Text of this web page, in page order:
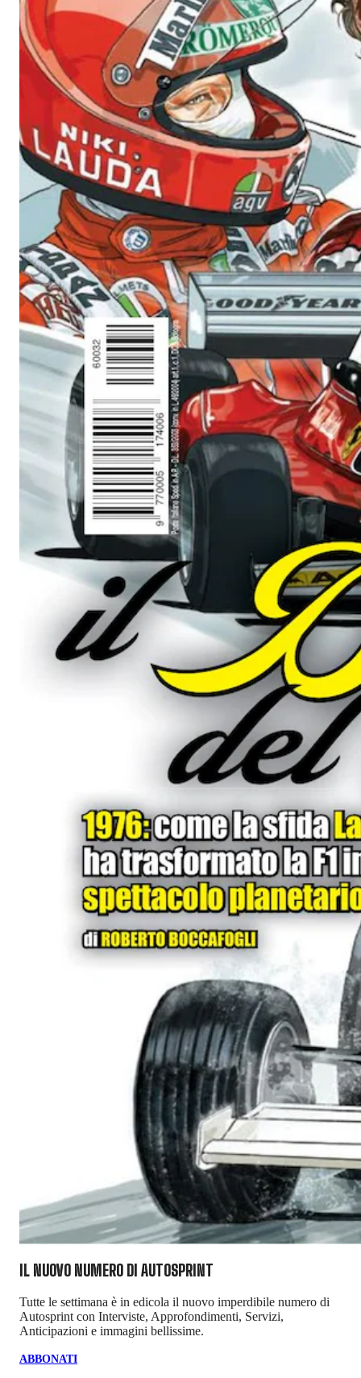
IL NUOVO NUMERO DI AUTOSPRINT
Tutte le settimana è in edicola il nuovo imperdibile numero di
Autosprint con Interviste, Approfondimenti, Servizi,
Anticipazioni e immagini bellissime.
ABBONATI